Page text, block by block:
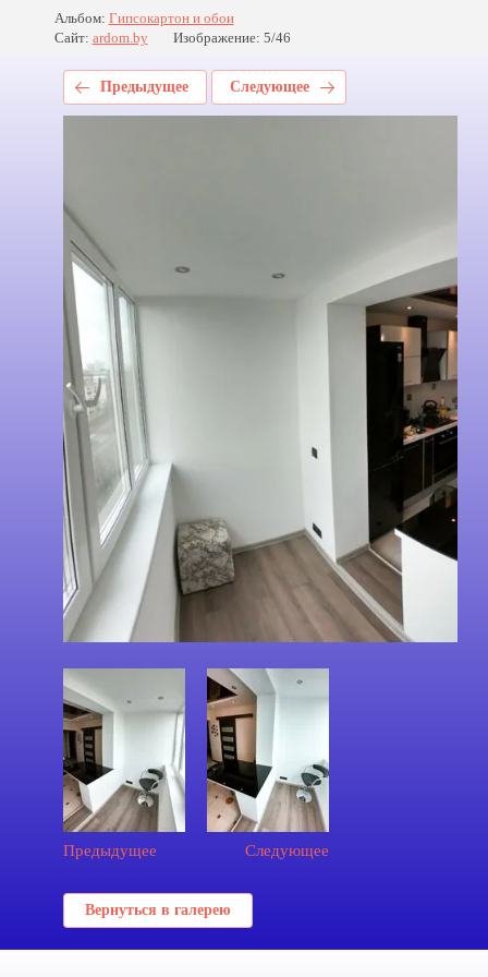
Альбом: Гипсокартон и обои
Сайт: ardom.by Изображение: 5/46
Предыдущее Следующее
Предыдущее Следующее
Вернуться в галерею